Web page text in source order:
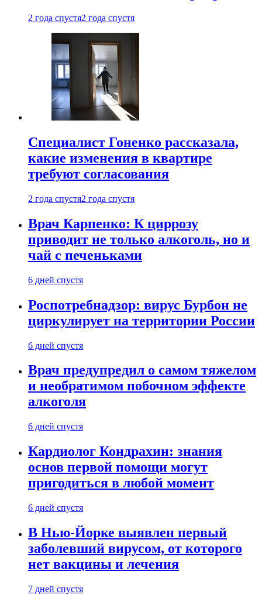
2 года спустя2 года спустя
Специалист Гоненко рассказала,
какие изменения в квартире
требуют согласования
2 года спустя2 года спустя
Врач Карпенко: К циррозу
приводит не только алкоголь, но и
чай с печеньками
6 дней спустя
Роспотребнадзор: вирус Бурбон не
циркулирует на территории России
6 дней спустя
Врач предупредил о самом тяжелом
и необратимом побочном эффекте
алкоголя
6 дней спустя
Кардиолог Кондрахин: знания
основ первой помощи могут
пригодиться в любой момент
6 дней спустя
В Нью-Йорке выявлен первый
заболевший вирусом, от которого
нет вакцины и лечения
7 дней спустя